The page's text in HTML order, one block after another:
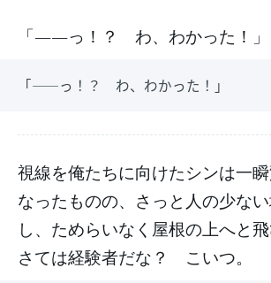
「――っ！？ わ、わかった！」
「――っ！？ わ、わかった！」
視線を俺たちに向けたシンは一
なったものの、さっと人の少な
し、ためらいなく屋根の上へと飛
さては経験者だな？ こいつ。